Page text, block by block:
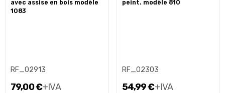
avec assise en bois modèle
1083
RF_02913
79,00 €+IVA
peint. modèle 810
RF_02303
54,99 €+IVA